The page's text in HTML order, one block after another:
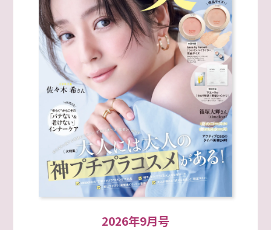
2026年9月号